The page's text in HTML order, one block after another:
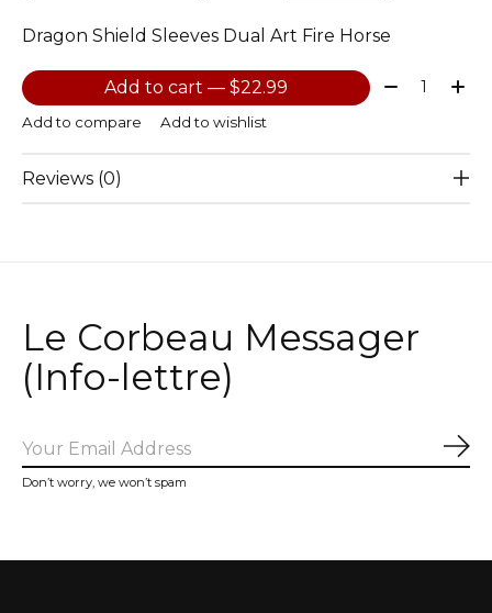
Dragon Shield Sleeves Dual Art Fire Horse
Add to cart — $22.99 Quantity:
Add to compare Add to wishlist
Reviews (0)
Le Corbeau Messager
(Info-lettre)
Don’t worry, we won’t spam